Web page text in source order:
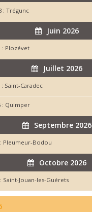
: Trégunc
Juin 2026
: Plozévet
Juillet 2026
Saint-Caradec
: Quimper
Septembre 2026
Pleumeur-Bodou
Octobre 2026
Saint-Jouan-les-Guérets